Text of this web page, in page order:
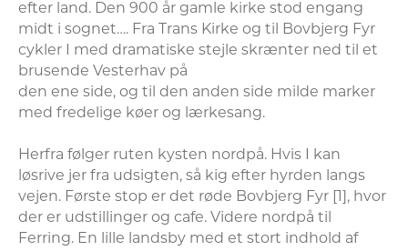
efter land. Den 900 år gamle kirke stod engang
midt i sognet…. Fra Trans Kirke og til Bovbjerg Fyr
cykler I med dramatiske stejle skrænter ned til et
brusende Vesterhav på
den ene side, og til den anden side milde marker
med fredelige køer og lærkesang.
Herfra følger ruten kysten nordpå. Hvis I kan
løsrive jer fra udsigten, så kig efter hyrden langs
vejen. Første stop er det røde Bovbjerg Fyr [1], hvor
der er udstillinger og cafe. Videre nordpå til
Ferring. En lille landsby med et stort indhold af